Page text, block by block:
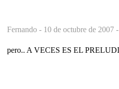
Fernando - 10 de octubre de 2007
pero.. A VECES ES EL